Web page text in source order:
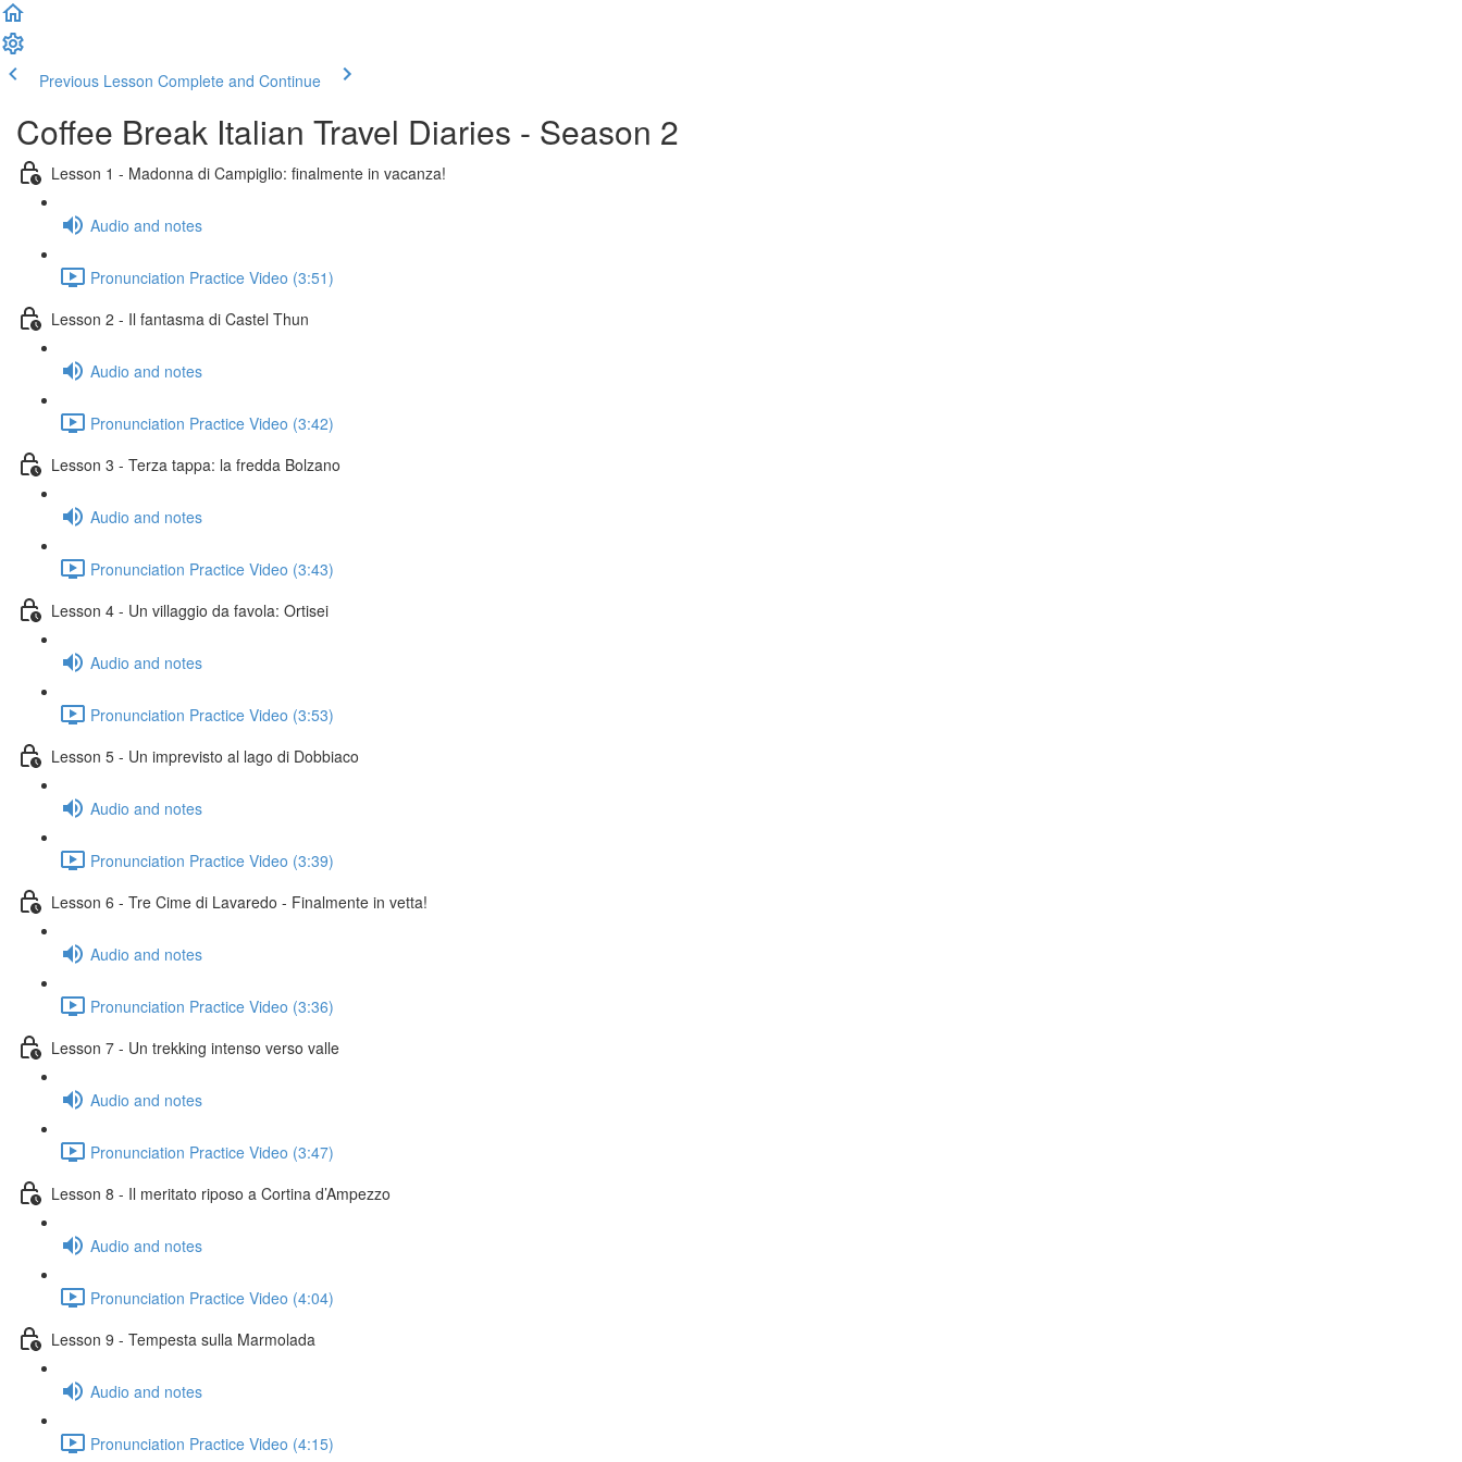
Previous Lesson Complete and Continue
Coffee Break Italian Travel Diaries - Season 2
Lesson 1 - Madonna di Campiglio: finalmente in vacanza!
Audio and notes
Pronunciation Practice Video (3:51)
Lesson 2 - Il fantasma di Castel Thun
Audio and notes
Pronunciation Practice Video (3:42)
Lesson 3 - Terza tappa: la fredda Bolzano
Audio and notes
Pronunciation Practice Video (3:43)
Lesson 4 - Un villaggio da favola: Ortisei
Audio and notes
Pronunciation Practice Video (3:53)
Lesson 5 - Un imprevisto al lago di Dobbiaco
Audio and notes
Pronunciation Practice Video (3:39)
Lesson 6 - Tre Cime di Lavaredo - Finalmente in vetta!
Audio and notes
Pronunciation Practice Video (3:36)
Lesson 7 - Un trekking intenso verso valle
Audio and notes
Pronunciation Practice Video (3:47)
Lesson 8 - Il meritato riposo a Cortina d’Ampezzo
Audio and notes
Pronunciation Practice Video (4:04)
Lesson 9 - Tempesta sulla Marmolada
Audio and notes
Pronunciation Practice Video (4:15)